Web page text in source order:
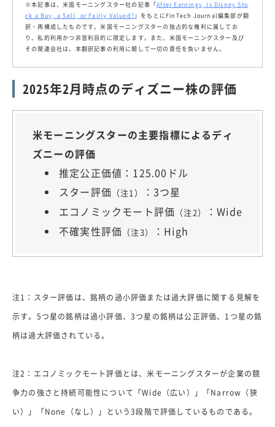
※本記事は、米国モーニングスター社の記事「After Earnings, Is Disney Sto
ck a Buy, a Sell, or Fairly Valued? 」をもとにFinTech Journal編集部が翻
訳・再構成したものです。米国モーニングスターの独占的な権利に属してお
り、私的利用かつ非営利目的に限定します。また、米国モーニングスター及び
その関連会社は、本翻訳記事の利用に関して一切の責任を負いません。
2025年2月時点のディズニー株の評価
米モーニングスターの主要指標によるディ
ズニーの評価
推定公正価値：125.00ドル
スター評価 （注1）
：3つ星
エコノミックモート評価 （注2）
：Wide
不確実性評価 （注3） ：High
注1：スター評価は、銘柄の過小評価または過大評価に関する見解を
示す。5つ星の銘柄は過小評価、3つ星の銘柄は公正評価、1つ星の銘
柄は過大評価されている。
注2：エコノミックモート評価とは、米モーニングスターが企業の競
争力の強さと持続可能性について「Wide（広い）」「Narrow（狭
い）」「None（なし）」という3段階で評価しているものである。